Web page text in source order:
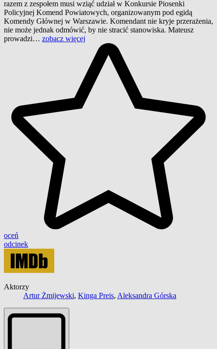
razem z zespołem musi wziąć udział w Konkursie Piosenki
Policyjnej Komend Powiatowych, organizowanym pod egidą
Komendy Głównej w Warszawie. Komendant nie kryje przerażenia,
nie może jednak odmówić, by nie stracić stanowiska. Mateusz
prowadzi… zobacz więcej
oceń
odcinek
Aktorzy
Artur Żmijewski, Kinga Preis, Aleksandra Górska